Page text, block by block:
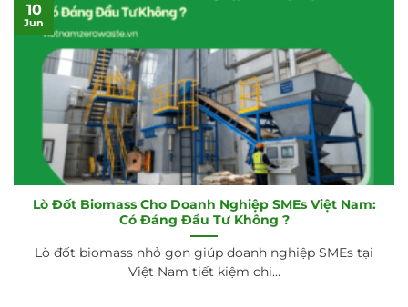
Lò Đốt Biomass Cho Doanh Nghiệp SMEs Việt Nam:
Có Đáng Đầu Tư Không ?
Lò đốt biomass nhỏ gọn giúp doanh nghiệp SMEs tại
Việt Nam tiết kiệm chi...
10
Jun